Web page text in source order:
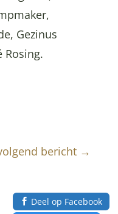
Gezinus
Rosing.
bericht →
Deel op Facebook